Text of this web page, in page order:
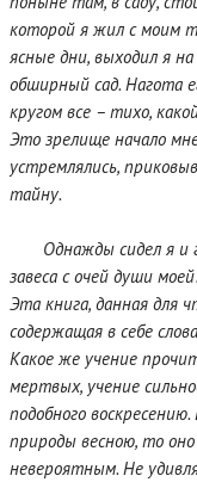
которой я жил с моим
ясные дни, выходил я
обширный сад. Нагота
кругом все – тихо,
Это зрелище начало
устремлялись,
тайну.
Однажды сидел я и
завеса с очей души
Эта книга, данная для
содержащая в себе
Какое же учение
мертвых, учение
подобного
природы весною, то
невероятным. Не